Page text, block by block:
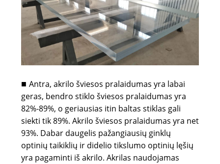
■ Antra, akrilo šviesos pralaidumas yra labai
geras, bendro stiklo šviesos pralaidumas yra
82%-89%, o geriausias itin baltas stiklas gali
siekti tik 89%. Akrilo šviesos pralaidumas yra net
93%. Dabar daugelis pažangiausių ginklų
optinių taikiklių ir didelio tikslumo optinių lęšių
yra pagaminti iš akrilo. Akrilas naudojamas